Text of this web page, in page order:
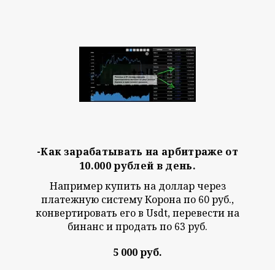
-Как зарабатывать на арбитраже от
10.000 рублей в день.
Например купить на доллар через
платежную систему Корона по 60 руб.,
конвертировать его в Usdt, перевести на
бинанс и продать по 63 руб.
5 000 руб.